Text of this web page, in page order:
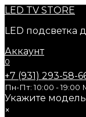
Перейти
содержанию
LED TV STORE
LED подсветка
Аккаунт
0
+7 (931) 293-58-
Пн-Пт: 10:00 -
Укажите
×